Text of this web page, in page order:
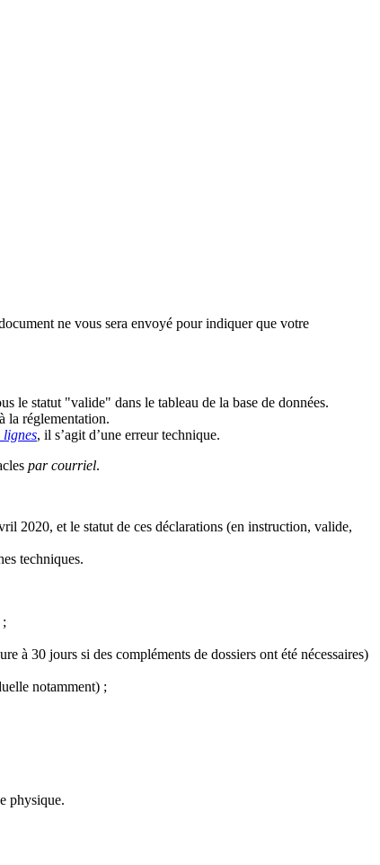
ne vous sera envoyé pour indiquer que votre
le statut "valide" dans le tableau de la base de données.
la réglementation.
lignes, il s’agit d’une erreur technique.
par courriel.
2020, et le statut de ces déclarations (en instruction, valide,
techniques.
à 30 jours si des compléments de dossiers ont été nécessaires)
notamment) ;
physique.